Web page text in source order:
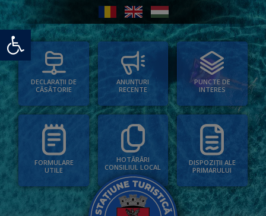
Deschide bara de unelte
DECLARAȚII DE
CĂSĂTORIE
ANUNȚURI
RECENTE
PUNCTE DE
INTERES
FORMULARE
UTILE
HOTĂRÂRI
CONSILIUL LOCAL
DISPOZIȚII ALE
PRIMARULUI